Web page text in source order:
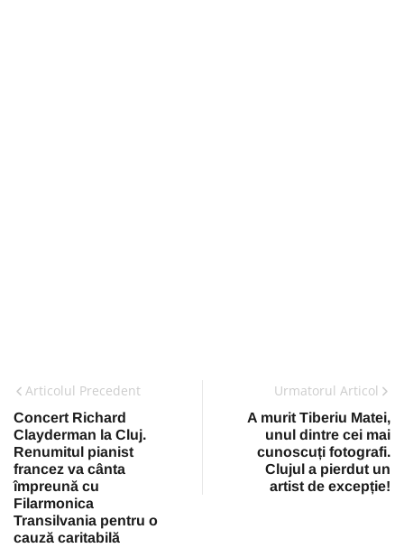
Articolul Precedent
Concert Richard
Clayderman la Cluj.
Renumitul pianist
francez va cânta
împreună cu
Filarmonica
Transilvania pentru o
cauză caritabilă
Urmatorul Articol
A murit Tiberiu Matei,
unul dintre cei mai
cunoscuți fotografi.
Clujul a pierdut un
artist de excepție!